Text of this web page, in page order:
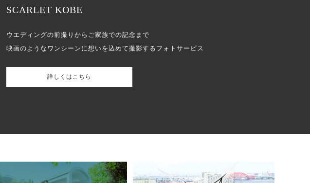
SCARLET KOBE
ウエディングの前撮りからご家族での記念まで
映画のようなワンシーンに想いを込めて撮影するフォトサービス
詳しくはこちら